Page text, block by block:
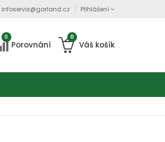
infoservis@garland.cz Přihlášení
0
Porovnání
0
Váš košík